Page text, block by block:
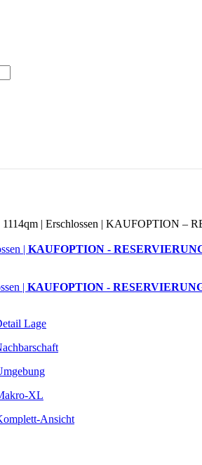
| Erschlossen | KAUFOPTION –
| KAUFOPTION -
| KAUFOPTION -